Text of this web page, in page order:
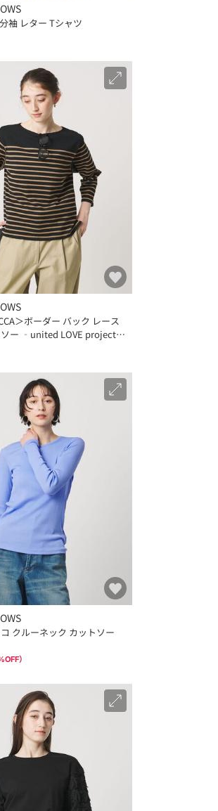
袖 レター Tシャツ
＞ボーダー バック レース
ソー ‐united LOVE project
クルーネック カットソー
）